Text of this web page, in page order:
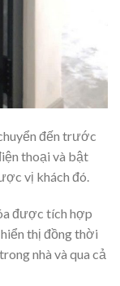
đến trước
thoại và bật
vị khách đó.
được tích hợp
thị đồng thời
nhà và qua cả